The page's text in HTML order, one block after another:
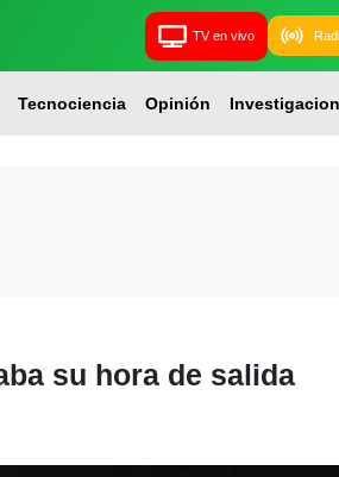
TV en vivo
Tecnociencia Opinión
su hora de salida